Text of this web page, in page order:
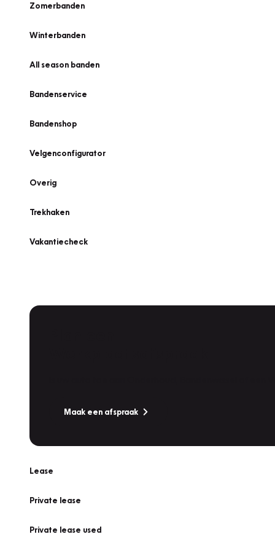
Zomerbanden
Winterbanden
All season banden
Bandenservice
Bandenshop
Velgenconfigurator
Overig
Trekhaken
Vakantiecheck
Maak een afspraak
Lease
Private lease
Private lease used